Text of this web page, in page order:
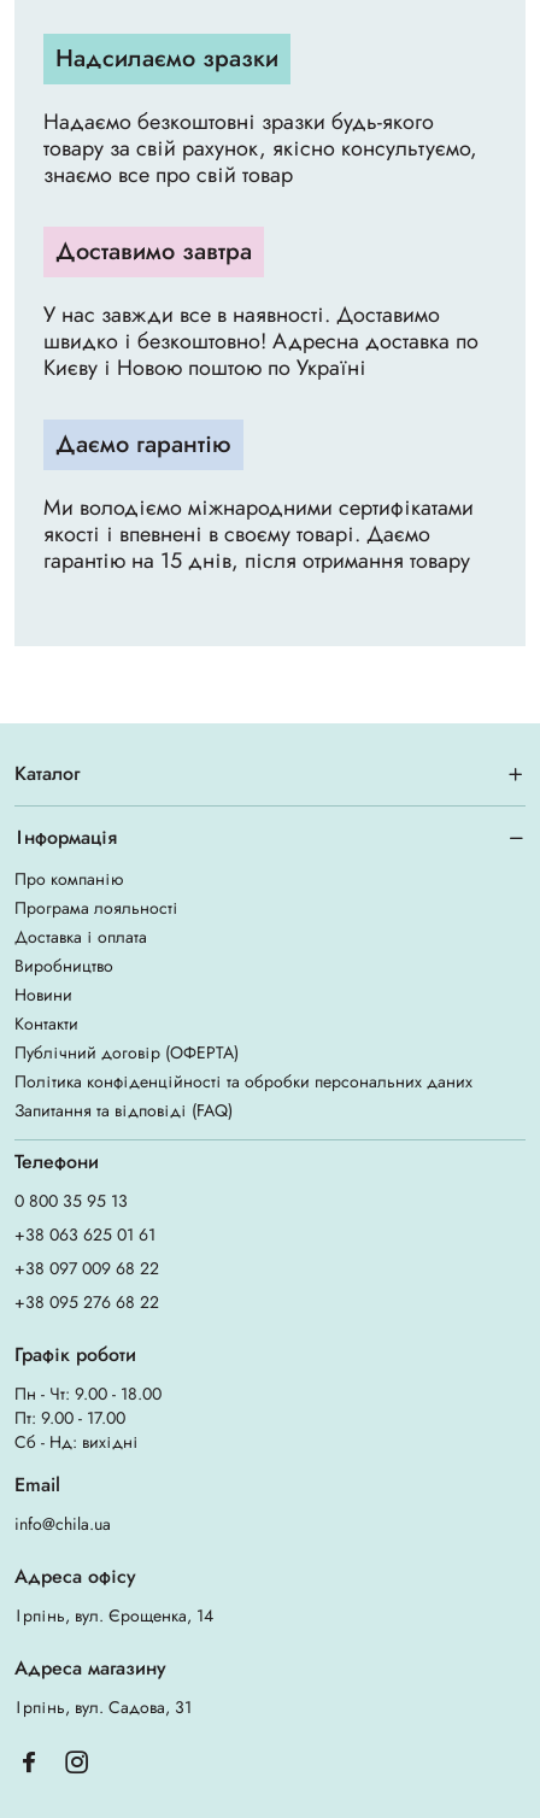
Надсилаємо зразки
Надаємо безкоштовні зразки будь-якого
товару за свій рахунок, якісно консультуємо,
знаємо все про свій товар
Доставимо завтра
У нас завжди все в наявності. Доставимо
швидко і безкоштовно! Адресна доставка по
Києву і Новою поштою по Україні
Даємо гарантію
Ми володіємо міжнародними сертифікатами
якості і впевнені в своєму товарі. Даємо
гарантію на 15 днів, після отримання товару
Каталог
Інформація
Про компанію
Програма лояльності
Доставка і оплата
Виробництво
Новини
Контакти
Публічний договір (ОФЕРТА)
Політика конфіденційності та обробки персональних даних
Запитання та відповіді (FAQ)
Телефони
0 800 35 95 13
+38 063 625 01 61
+38 097 009 68 22
+38 095 276 68 22
Графік роботи
Пн - Чт: 9.00 - 18.00
Пт: 9.00 - 17.00
Сб - Нд: вихідні
Email
info@chila.ua
Адреса офісу
Ірпінь, вул. Єрощенка, 14
Адреса магазину
Ірпінь, вул. Садова, 31